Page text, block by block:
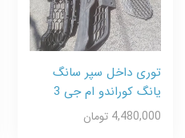
توری داخل سپر سانگ
یانگ کوراندو ام جی 3
4,480,000 تومان